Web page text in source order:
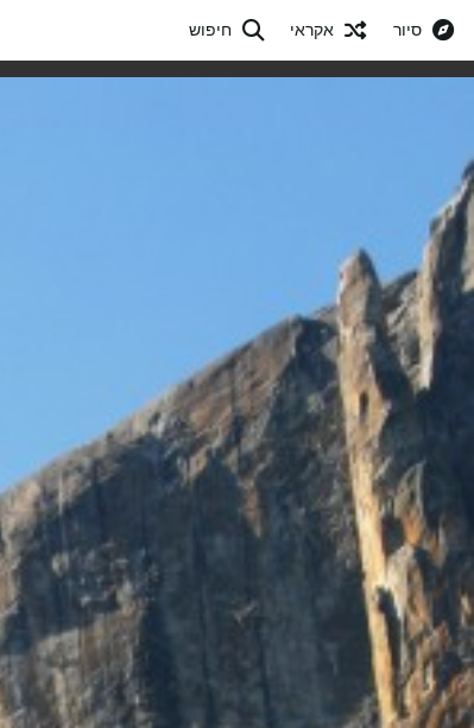
סיור אקראי חיפוש